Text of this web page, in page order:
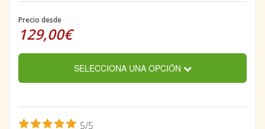
Precio desde
129,00€
SELECCIONA UNA OPCIÓN
5/5